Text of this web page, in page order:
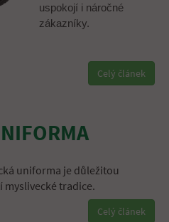
uspokojí i náročné
zákazníky.
Celý článek
uniforma je důležitou
myslivecké tradice.
Celý článek